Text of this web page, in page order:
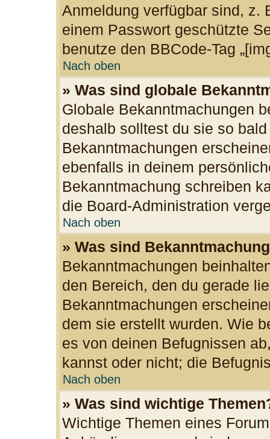
Anmeldung verfügbar sind, z.
einem Passwort geschützte
benutze den BBCode-Tag
Nach oben
» Was sind globale
Globale Bekanntmachungen
deshalb solltest du sie so
Bekanntmachungen
ebenfalls in deinem
Bekanntmachung schreiben
die Board-Administration
Nach oben
» Was sind
Bekanntmachungen
den Bereich, den du gerade
Bekanntmachungen
dem sie erstellt wurden. Wie
es von deinen Befugnissen
kannst oder nicht; die
Nach oben
» Was sind wichtige
Wichtige Themen eines